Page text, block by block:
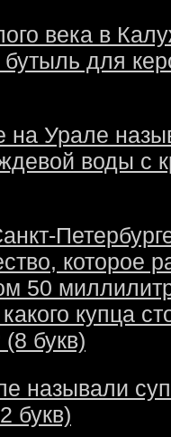
века в
для
на Урале
воды с
которое
50
купца
букв)
называли
букв)